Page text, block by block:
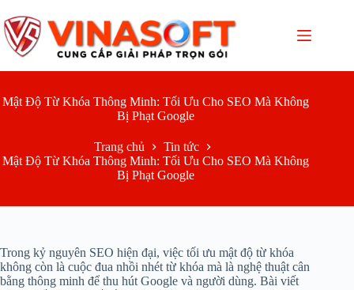
đến
phần
nội
Mật Độ Từ Khóa Thông Minh: Tối Ưu Cho SEO Mà Không
Bị Phạt Google
Trang chủ
Tin tức
Mật Độ Từ Khóa Thông Minh: Tối Ưu Cho SEO Mà Không
Bị Phạt Google
Trong kỷ nguyên SEO hiện đại, việc tối ưu mật độ từ khóa
không còn là cuộc đua nhồi nhét từ khóa mà là nghệ thuật cân
bằng thông minh để thu hút Google và người dùng. Bài viết